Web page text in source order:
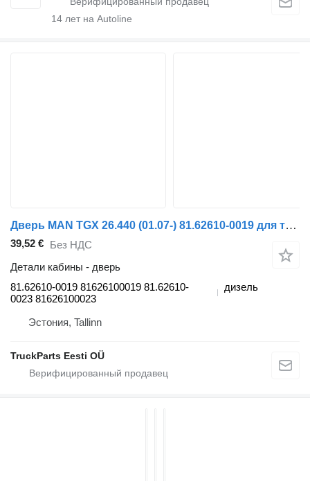
14 лет на Autoline
Дверь MAN TGX 26.440 (01.07-) 81.62610-0019 для тягача MAN TGL, TGM, TGS, TGX (2005-2021)
39,52 € Без НДС
Детали кабины - дверь
81.62610-0019 81626100019 81.62610-
0023 81626100023
дизель
Эстония, Tallinn
TruckParts Eesti OÜ